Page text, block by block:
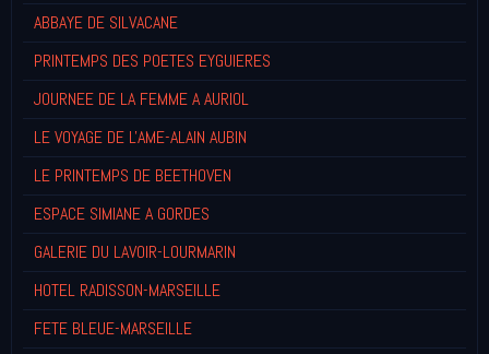
ABBAYE DE SILVACANE
PRINTEMPS DES POETES EYGUIERES
JOURNEE DE LA FEMME A AURIOL
LE VOYAGE DE L'AME-ALAIN AUBIN
LE PRINTEMPS DE BEETHOVEN
ESPACE SIMIANE A GORDES
GALERIE DU LAVOIR-LOURMARIN
HOTEL RADISSON-MARSEILLE
FETE BLEUE-MARSEILLE